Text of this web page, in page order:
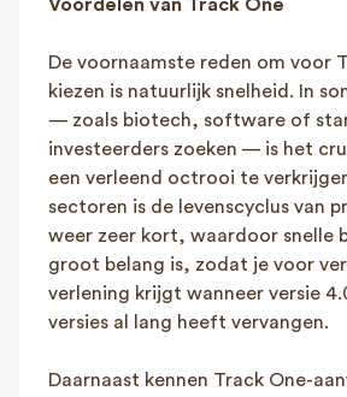
Voordelen van Track One
De voornaamste reden om voor
kiezen is natuurlijk snelheid. In
— zoals biotech, software of
investeerders zoeken — is het
een verleend octrooi te
sectoren is de levenscyclus van
weer zeer kort, waardoor snelle
groot belang is, zodat je voor
verlening krijgt wanneer versie
versies al lang heeft vervangen.
Daarnaast kennen Track One-